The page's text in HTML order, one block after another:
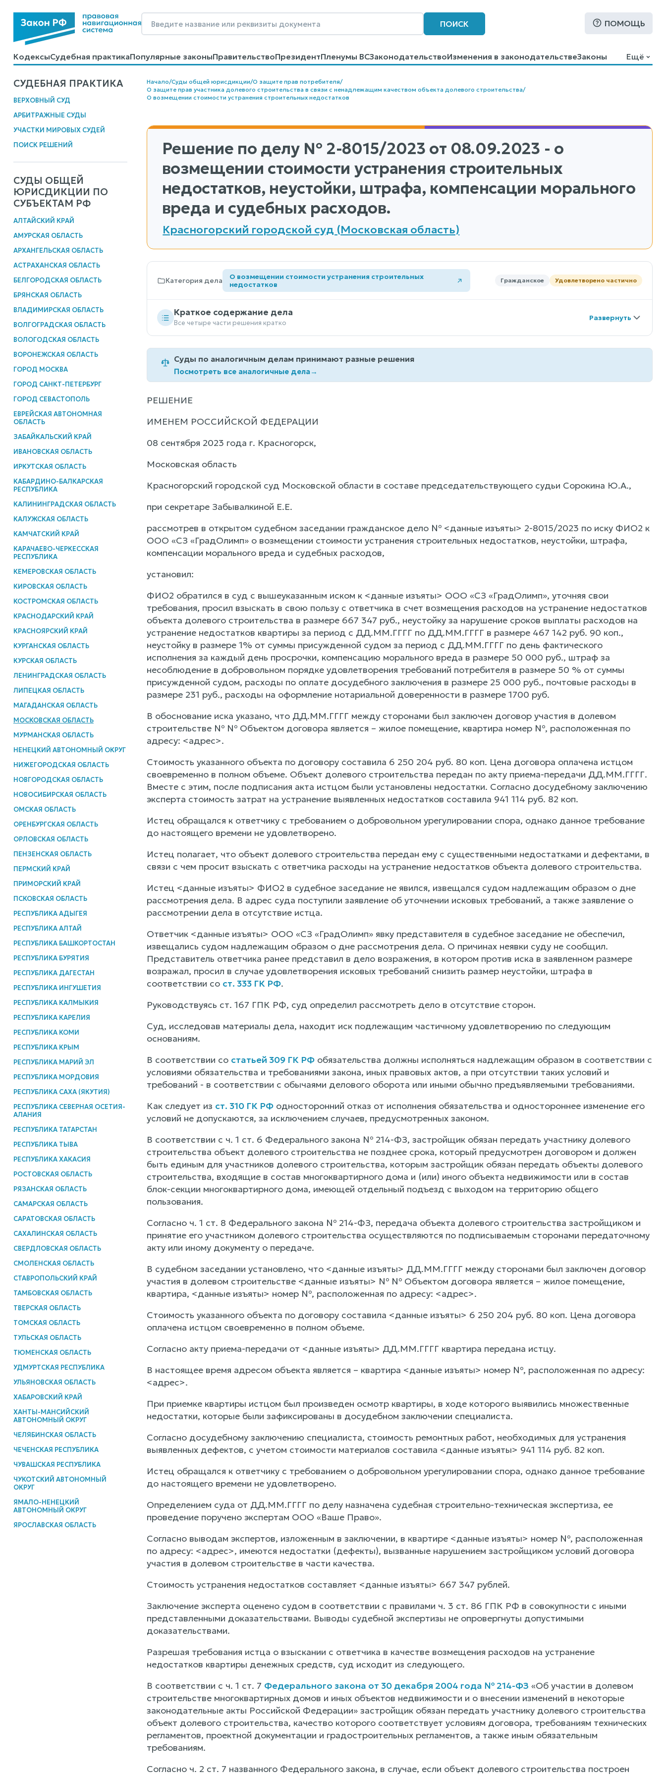
ПОИСК ПОМОЩЬ
КодексыСудебная практикаПопулярные законыПравительствоПрезидентПленумы ВСЗаконодательствоИзменения в законодательствеЗаконы
КалькуляторыСправочные материалыОбразцы договоровКонтактыПомощьПоиск
Ещё
СУДЕБНАЯ ПРАКТИКА
ВЕРХОВНЫЙ СУД
АРБИТРАЖНЫЕ СУДЫ
УЧАСТКИ МИРОВЫХ СУДЕЙ
ПОИСК РЕШЕНИЙ
СУДЫ ОБЩЕЙ
ЮРИСДИКЦИИ ПО
СУБЪЕКТАМ РФ
АЛТАЙСКИЙ КРАЙ
АМУРСКАЯ ОБЛАСТЬ
АРХАНГЕЛЬСКАЯ ОБЛАСТЬ
АСТРАХАНСКАЯ ОБЛАСТЬ
БЕЛГОРОДСКАЯ ОБЛАСТЬ
БРЯНСКАЯ ОБЛАСТЬ
ВЛАДИМИРСКАЯ ОБЛАСТЬ
ВОЛГОГРАДСКАЯ ОБЛАСТЬ
ВОЛОГОДСКАЯ ОБЛАСТЬ
ВОРОНЕЖСКАЯ ОБЛАСТЬ
ГОРОД МОСКВА
ГОРОД САНКТ-ПЕТЕРБУРГ
ГОРОД СЕВАСТОПОЛЬ
ЕВРЕЙСКАЯ АВТОНОМНАЯ
ОБЛАСТЬ
ЗАБАЙКАЛЬСКИЙ КРАЙ
ИВАНОВСКАЯ ОБЛАСТЬ
ИРКУТСКАЯ ОБЛАСТЬ
КАБАРДИНО-БАЛКАРСКАЯ
РЕСПУБЛИКА
КАЛИНИНГРАДСКАЯ ОБЛАСТЬ
КАЛУЖСКАЯ ОБЛАСТЬ
КАМЧАТСКИЙ КРАЙ
КАРАЧАЕВО-ЧЕРКЕССКАЯ
РЕСПУБЛИКА
КЕМЕРОВСКАЯ ОБЛАСТЬ
КИРОВСКАЯ ОБЛАСТЬ
КОСТРОМСКАЯ ОБЛАСТЬ
КРАСНОДАРСКИЙ КРАЙ
КРАСНОЯРСКИЙ КРАЙ
КУРГАНСКАЯ ОБЛАСТЬ
КУРСКАЯ ОБЛАСТЬ
ЛЕНИНГРАДСКАЯ ОБЛАСТЬ
ЛИПЕЦКАЯ ОБЛАСТЬ
МАГАДАНСКАЯ ОБЛАСТЬ
МОСКОВСКАЯ ОБЛАСТЬ
МУРМАНСКАЯ ОБЛАСТЬ
НЕНЕЦКИЙ АВТОНОМНЫЙ ОКРУГ
НИЖЕГОРОДСКАЯ ОБЛАСТЬ
НОВГОРОДСКАЯ ОБЛАСТЬ
НОВОСИБИРСКАЯ ОБЛАСТЬ
ОМСКАЯ ОБЛАСТЬ
ОРЕНБУРГСКАЯ ОБЛАСТЬ
ОРЛОВСКАЯ ОБЛАСТЬ
ПЕНЗЕНСКАЯ ОБЛАСТЬ
ПЕРМСКИЙ КРАЙ
ПРИМОРСКИЙ КРАЙ
ПСКОВСКАЯ ОБЛАСТЬ
РЕСПУБЛИКА АДЫГЕЯ
РЕСПУБЛИКА АЛТАЙ
РЕСПУБЛИКА БАШКОРТОСТАН
РЕСПУБЛИКА БУРЯТИЯ
РЕСПУБЛИКА ДАГЕСТАН
РЕСПУБЛИКА ИНГУШЕТИЯ
РЕСПУБЛИКА КАЛМЫКИЯ
РЕСПУБЛИКА КАРЕЛИЯ
РЕСПУБЛИКА КОМИ
РЕСПУБЛИКА КРЫМ
РЕСПУБЛИКА МАРИЙ ЭЛ
РЕСПУБЛИКА МОРДОВИЯ
РЕСПУБЛИКА САХА (ЯКУТИЯ)
РЕСПУБЛИКА СЕВЕРНАЯ ОСЕТИЯ-
АЛАНИЯ
РЕСПУБЛИКА ТАТАРСТАН
РЕСПУБЛИКА ТЫВА
РЕСПУБЛИКА ХАКАСИЯ
РОСТОВСКАЯ ОБЛАСТЬ
РЯЗАНСКАЯ ОБЛАСТЬ
САМАРСКАЯ ОБЛАСТЬ
САРАТОВСКАЯ ОБЛАСТЬ
САХАЛИНСКАЯ ОБЛАСТЬ
СВЕРДЛОВСКАЯ ОБЛАСТЬ
СМОЛЕНСКАЯ ОБЛАСТЬ
СТАВРОПОЛЬСКИЙ КРАЙ
ТАМБОВСКАЯ ОБЛАСТЬ
ТВЕРСКАЯ ОБЛАСТЬ
ТОМСКАЯ ОБЛАСТЬ
ТУЛЬСКАЯ ОБЛАСТЬ
ТЮМЕНСКАЯ ОБЛАСТЬ
УДМУРТСКАЯ РЕСПУБЛИКА
УЛЬЯНОВСКАЯ ОБЛАСТЬ
ХАБАРОВСКИЙ КРАЙ
ХАНТЫ-МАНСИЙСКИЙ
АВТОНОМНЫЙ ОКРУГ
ЧЕЛЯБИНСКАЯ ОБЛАСТЬ
ЧЕЧЕНСКАЯ РЕСПУБЛИКА
ЧУВАШСКАЯ РЕСПУБЛИКА
ЧУКОТСКИЙ АВТОНОМНЫЙ
ОКРУГ
ЯМАЛО-НЕНЕЦКИЙ
АВТОНОМНЫЙ ОКРУГ
ЯРОСЛАВСКАЯ ОБЛАСТЬ
Начало/Суды общей юрисдикции/О защите прав потребителя/
О защите прав участника долевого строительства в связи с ненадлежащим качеством объекта долевого строительства/
О возмещении стоимости устранения строительных недостатков
Решение по делу № 2-8015/2023 от 08.09.2023 - о
возмещении стоимости устранения строительных
недостатков, неустойки, штрафа, компенсации морального
вреда и судебных расходов.
Красногорский городской суд (Московская область)
Категория дела
О возмещении стоимости устранения строительных
недостатков
Гражданское Удовлетворено частично
Краткое содержание дела
Все четыре части решения кратко
Суды по аналогичным делам принимают разные решения
Посмотреть все аналогичные дела→
РЕШЕНИЕ
ИМЕНЕМ РОССИЙСКОЙ ФЕДЕРАЦИИ
08 сентября 2023 года г. Красногорск,
Московская область
Красногорский городской суд Московской области в составе председательствующего судьи Сорокина Ю.А.,
при секретаре Забывалкиной Е.Е.
рассмотрев в открытом судебном заседании гражданское дело № <данные изъяты> 2-8015/2023 по иску ФИО2 к
ООО «СЗ «ГрадОлимп» о возмещении стоимости устранения строительных недостатков, неустойки, штрафа,
компенсации морального вреда и судебных расходов,
установил:
ФИО2 обратился в суд с вышеуказанным иском к <данные изъяты> ООО «СЗ «ГрадОлимп», уточняя свои
требования, просил взыскать в свою пользу с ответчика в счет возмещения расходов на устранение недостатков
объекта долевого строительства в размере 667 347 руб., неустойку за нарушение сроков выплаты расходов на
устранение недостатков квартиры за период с ДД.ММ.ГГГГ по ДД.ММ.ГГГГ в размере 467 142 руб. 90 коп.,
неустойку в размере 1% от суммы присужденной судом за период с ДД.ММ.ГГГГ по день фактического
исполнения за каждый день просрочки, компенсацию морального вреда в размере 50 000 руб., штраф за
несоблюдение в добровольном порядке удовлетворения требований потребителя в размере 50 % от суммы
присужденной судом, расходы по оплате досудебного заключения в размере 25 000 руб., почтовые расходы в
размере 231 руб., расходы на оформление нотариальной доверенности в размере 1700 руб.
В обоснование иска указано, что ДД.ММ.ГГГГ между сторонами был заключен договор участия в долевом
строительстве № № Объектом договора является – жилое помещение, квартира номер №, расположенная по
адресу: <адрес>.
Стоимость указанного объекта по договору составила 6 250 204 руб. 80 коп. Цена договора оплачена истцом
своевременно в полном объеме. Объект долевого строительства передан по акту приема-передачи ДД.ММ.ГГГГ.
Вместе с этим, после подписания акта истцом были установлены недостатки. Согласно досудебному заключению
эксперта стоимость затрат на устранение выявленных недостатков составила 941 114 руб. 82 коп.
Истец обращался к ответчику с требованием о добровольном урегулировании спора, однако данное требование
до настоящего времени не удовлетворено.
Истец полагает, что объект долевого строительства передан ему с существенными недостатками и дефектами, в
связи с чем просит взыскать с ответчика расходы на устранение недостатков объекта долевого строительства.
Истец <данные изъяты> ФИО2 в судебное заседание не явился, извещался судом надлежащим образом о дне
рассмотрения дела. В адрес суда поступили заявление об уточнении исковых требований, а также заявление о
рассмотрении дела в отсутствие истца.
Ответчик <данные изъяты> ООО «СЗ «ГрадОлимп» явку представителя в судебное заседание не обеспечил,
извещались судом надлежащим образом о дне рассмотрения дела. О причинах неявки суду не сообщил.
Представитель ответчика ранее представил в дело возражения, в котором против иска в заявленном размере
возражал, просил в случае удовлетворения исковых требований снизить размер неустойки, штрафа в
соответствии со ст. 333 ГК РФ.
Руководствуясь ст. 167 ГПК РФ, суд определил рассмотреть дело в отсутствие сторон.
Суд, исследовав материалы дела, находит иск подлежащим частичному удовлетворению по следующим
основаниям.
В соответствии со статьей 309 ГК РФобязательства должны исполняться надлежащим образом в соответствии с
условиями обязательства и требованиями закона, иных правовых актов, а при отсутствии таких условий и
требований - в соответствии с обычаями делового оборота или иными обычно предъявляемыми требованиями.
Как следует из ст. 310 ГК РФодносторонний отказ от исполнения обязательства и одностороннее изменение его
условий не допускаются, за исключением случаев, предусмотренных законом.
В соответствии с ч. 1 ст. 6 Федерального закона № 214-ФЗ, застройщик обязан передать участнику долевого
строительства объект долевого строительства не позднее срока, который предусмотрен договором и должен
быть единым для участников долевого строительства, которым застройщик обязан передать объекты долевого
строительства, входящие в состав многоквартирного дома и (или) иного объекта недвижимости или в состав
блок-секции многоквартирного дома, имеющей отдельный подъезд с выходом на территорию общего
пользования.
Согласно ч. 1 ст. 8 Федерального закона № 214-ФЗ, передача объекта долевого строительства застройщиком и
принятие его участником долевого строительства осуществляются по подписываемым сторонами передаточному
акту или иному документу о передаче.
В судебном заседании установлено, что <данные изъяты> ДД.ММ.ГГГГ между сторонами был заключен договор
участия в долевом строительстве <данные изъяты> № № Объектом договора является – жилое помещение,
квартира, <данные изъяты> номер №, расположенная по адресу: <адрес>.
Стоимость указанного объекта по договору составила <данные изъяты> 6 250 204 руб. 80 коп. Цена договора
оплачена истцом своевременно в полном объеме.
Согласно акту приема-передачи от <данные изъяты> ДД.ММ.ГГГГ квартира передана истцу.
В настоящее время адресом объекта является – квартира <данные изъяты> номер №, расположенная по адресу:
<адрес>.
При приемке квартиры истцом был произведен осмотр квартиры, в ходе которого выявились множественные
недостатки, которые были зафиксированы в досудебном заключении специалиста.
Согласно досудебному заключению специалиста, стоимость ремонтных работ, необходимых для устранения
выявленных дефектов, с учетом стоимости материалов составила <данные изъяты> 941 114 руб. 82 коп.
Истец обращался к ответчику с требованием о добровольном урегулировании спора, однако данное требование
до настоящего времени не удовлетворено.
Определением суда от ДД.ММ.ГГГГ по делу назначена судебная строительно-техническая экспертиза, ее
проведение поручено экспертам ООО «Ваше Право».
Согласно выводам экспертов, изложенным в заключении, в квартире <данные изъяты> номер №, расположенная
по адресу: <адрес>, имеются недостатки (дефекты), вызванные нарушением застройщиком условий договора
участия в долевом строительстве в части качества.
Стоимость устранения недостатков составляет <данные изъяты> 667 347 рублей.
Заключение эксперта оценено судом в соответствии с правилами ч. 3 ст. 86 ГПК РФ в совокупности с иными
представленными доказательствами. Выводы судебной экспертизы не опровергнуты допустимыми
доказательствами.
Разрешая требования истца о взыскании с ответчика в качестве возмещения расходов на устранение
недостатков квартиры денежных средств, суд исходит из следующего.
В соответствии с ч. 1 ст. 7 Федерального закона от 30 декабря 2004 года № 214-ФЗ «Об участии в долевом
строительстве многоквартирных домов и иных объектов недвижимости и о внесении изменений в некоторые
законодательные акты Российской Федерации» застройщик обязан передать участнику долевого строительства
объект долевого строительства, качество которого соответствует условиям договора, требованиям технических
регламентов, проектной документации и градостроительных регламентов, а также иным обязательным
требованиям.
Согласно ч. 2 ст. 7 названного Федерального закона, в случае, если объект долевого строительства построен